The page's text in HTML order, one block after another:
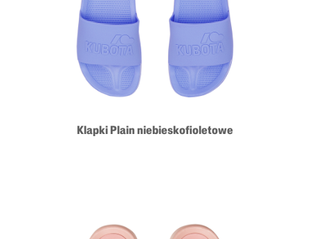
Klapki Plain niebieskofioletowe